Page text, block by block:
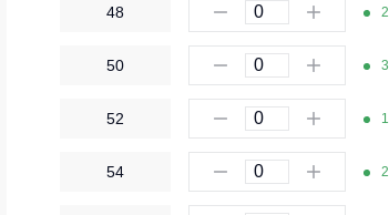
Îmbrăcăminte de unică folosință
Lenjerie termică
Îmbrăcăminte specială
Șepci și căciuli
Chipiuri
48 2
50 3
52 1
54 2